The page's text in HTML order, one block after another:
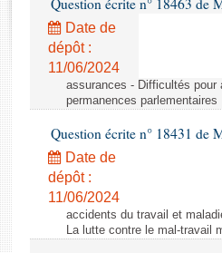
Rapports d'enquête
Rapports législatifs
Rapports sur l'application des lois
Baromètre de l’application des lois
Budget et sécurité sociale
Questions écrites et orales
Comptes rendus des débats
Question écrite n° 18463 de
Date de
dépôt :
11/06/2024
assurances - Difficultés pour
permanences parlementaires
Question écrite n° 18431 de
Date de
dépôt :
11/06/2024
accidents du travail et
La lutte contre le mal-travail